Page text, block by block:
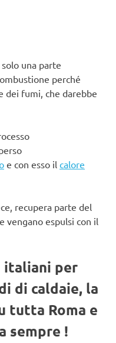
una parte
perché
dei fumi, che darebbe
e con esso il calore
recupera parte del
vengano espulsi con il
italiani per
di caldaie, la
tutta Roma e
sempre !